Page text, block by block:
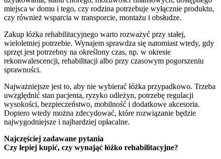
miejsca w domu i tego, czy rodzina potrzebuje wyłącznie produktu,
czy również wsparcia w transporcie, montażu i obsłudze.
Zakup łóżka rehabilitacyjnego warto rozważyć przy stałej,
wieloletniej potrzebie. Wynajem sprawdza się natomiast wtedy, gdy
sprzęt jest potrzebny na określony czas, np. w okresie
rekonwalescencji, rehabilitacji albo przy czasowym pogorszeniu
sprawności.
Najważniejsze jest to, aby nie wybierać łóżka przypadkowo. Trzeba
uwzględnić stan pacjenta, ryzyko odleżyn, potrzebę regulacji
wysokości, bezpieczeństwo, mobilność i dodatkowe akcesoria.
Dopiero wtedy można zdecydować, które rozwiązanie będzie
najwygodniejsze i najbardziej opłacalne.
Najczęściej zadawane pytania
Czy lepiej kupić, czy wynająć łóżko rehabilitacyjne?